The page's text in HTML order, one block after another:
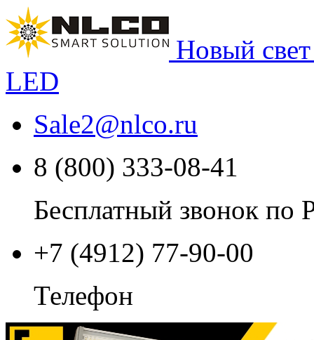
Новый
LED
Sale2@nlco.ru
8 (800) 333-08-41
Бесплатный звонок по
+7 (4912) 77-90-00
Телефон